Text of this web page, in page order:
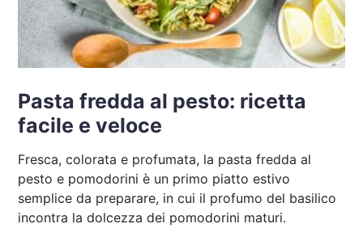
Pasta fredda al pesto: ricetta
facile e veloce
Fresca, colorata e profumata, la pasta fredda al
pesto e pomodorini è un primo piatto estivo
semplice da preparare, in cui il profumo del basilico
incontra la dolcezza dei pomodorini maturi.